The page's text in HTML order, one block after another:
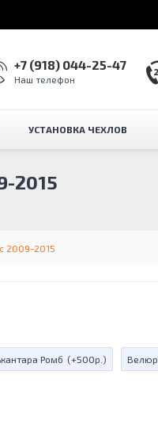
+7 (918) 044-25-47
Наш телефон
УСТАНОВКА ЧЕХЛОВ
2009-2015
2015
Ромб (+500р.) Велюр